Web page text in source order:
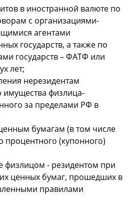
в иностранной валюте по
с организациями-
агентами
государств, а также по
государств – ФАТФ или
лет;
нерезидентам
физлица-
за пределами РФ в
бумагам (в том числе
процентного (купонного)
физлицом - резидентом при
ценных бумаг, прошедших в
правилами